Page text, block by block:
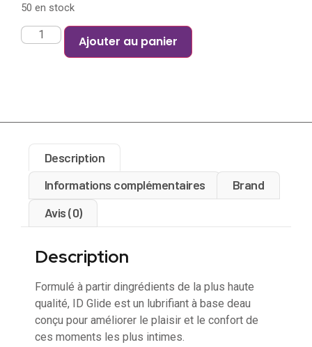
50 en stock
Ajouter au panier
Description
Informations complémentaires
Brand
Avis (0)
Description
Formulé à partir dingrédients de la plus haute
qualité, ID Glide est un lubrifiant à base deau
conçu pour améliorer le plaisir et le confort de
ces moments les plus intimes.